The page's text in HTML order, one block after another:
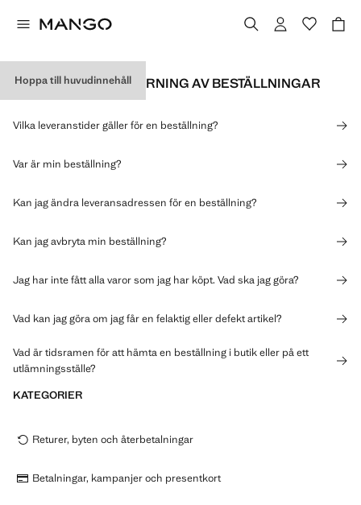
Hoppa till huvudinnehåll
LEVERANS OCH SPÅRNING AV BESTÄLLNINGAR
Vilka leveranstider gäller för en beställning?
Var är min beställning?
Kan jag ändra leveransadressen för en beställning?
Kan jag avbryta min beställning?
Jag har inte fått alla varor som jag har köpt. Vad ska jag göra?
Vad kan jag göra om jag får en felaktig eller defekt artikel?
Vad är tidsramen för att hämta en beställning i butik eller på ett
utlämningsställe?
KATEGORIER
Returer, byten och återbetalningar
Betalningar, kampanjer och presentkort